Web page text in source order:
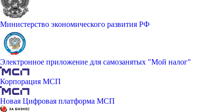
Министерство экономического развития РФ
Электронное приложение для самозанятых "Мой налог"
Корпорация МСП
Новая Цифровая платформа МСП